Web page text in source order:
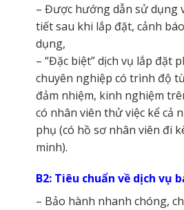
– Được hướng dẫn sử dụng
tiết sau khi lắp đặt, cảnh
dụng,
– “Đặc biệt” dịch vụ lắp đặt
chuyên nghiệp có trình độ
đảm nhiệm, kinh nghiệm
có nhân viên thử việc kể cả
phụ (có hồ sơ nhân viên đi
minh).
B2: Tiêu chuẩn về dịch vụ
– Bảo hành nhanh chóng,